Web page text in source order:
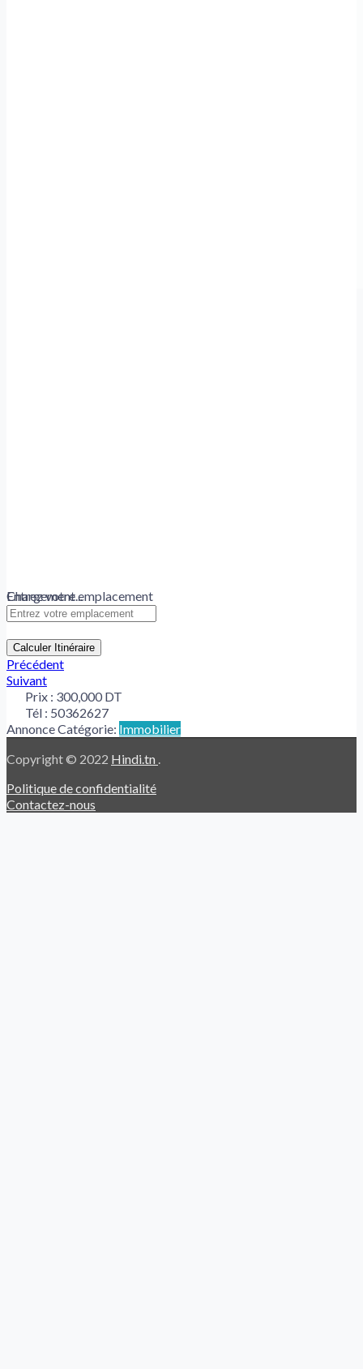
Chargement...
Entrez votre emplacement
Calculer Itinéraire
Précédent
Suivant
Prix : 300,000 DT
Tél : 50362627
Annonce Catégorie: Immobilier
Copyright © 2022 Hindi.tn .
Politique de confidentialité
Contactez-nous